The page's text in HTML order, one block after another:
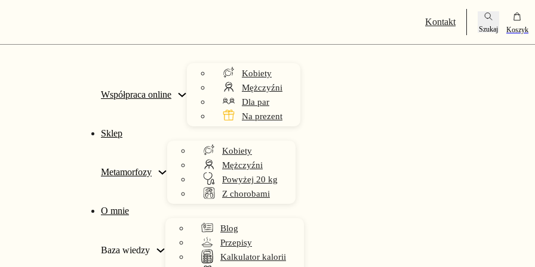
Kontakt
Współpraca online
Kobiety
Mężczyźni
Dla par
Na prezent
Sklep
Metamorfozy
Kobiety
Mężczyźni
Powyżej 20 kg
Z chorobami
O mnie
Baza wiedzy
Blog
Przepisy
Kalkulator kalorii
Dieta Low FODMAP